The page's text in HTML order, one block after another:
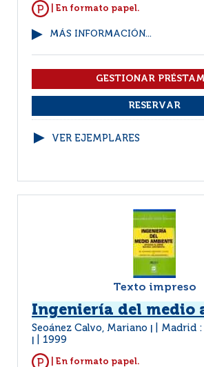
| En formato papel.
MÁS INFORMACIÓN...
VER EJEMPLARES
Texto impreso
Ingeniería del medio
Seoánez Calvo, Mariano Madrid :
1999
| En formato papel.